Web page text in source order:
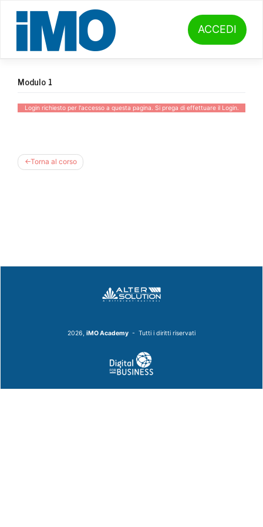
content
ACCEDI
Modulo 1
Login richiesto per l'accesso a questa pagina. Si prega di effettuare il Login.
Torna al corso
2026, iMO Academy - Tutti i diritti riservati